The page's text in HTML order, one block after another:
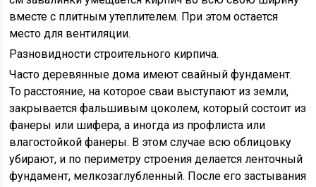
вместе с плитным утеплителем. При этом остается
место для вентиляции.
Разновидности строительного кирпича.
Часто деревянные дома имеют свайный фундамент.
То расстояние, на которое сваи выступают из земли,
закрывается фальшивым цоколем, который состоит из
фанеры или шифера, а иногда из профлиста или
влагостойкой фанеры. В этом случае всю облицовку
убирают, и по периметру строения делается ленточный
фундамент, мелкозаглубленный. После его застывания